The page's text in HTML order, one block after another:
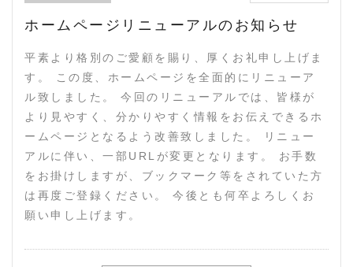
ホームページリニューアルのお知らせ
平素より格別のご愛顧を賜り、厚くお礼申し上げま
す。 この度、ホームページを全面的にリニューア
ル致しました。 今回のリニューアルでは、皆様が
より見やすく、分かりやすく情報をお伝えできるホ
ームページとなるよう改善致しました。 リニュー
アルに伴い、一部URLが変更となります。 お手数
をお掛けしますが、ブックマーク等をされていた方
は再度ご登録ください。 今後とも何卒よろしくお
願い申し上げます。